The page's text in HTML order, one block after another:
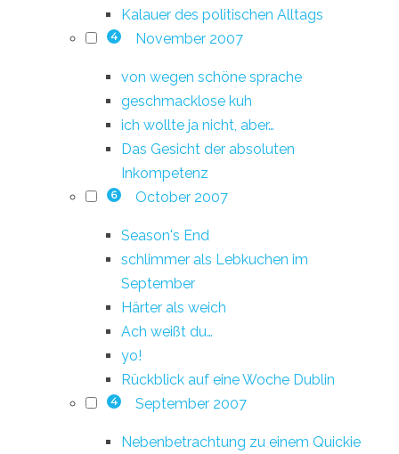
Kalauer des politischen Alltags
4 November 2007
von wegen schöne sprache
geschmacklose kuh
ich wollte ja nicht, aber…
Das Gesicht der absoluten
Inkompetenz
6 October 2007
Season's End
schlimmer als Lebkuchen im
September
Härter als weich
Ach weißt du…
yo!
Rückblick auf eine Woche Dublin
4 September 2007
Nebenbetrachtung zu einem Quickie